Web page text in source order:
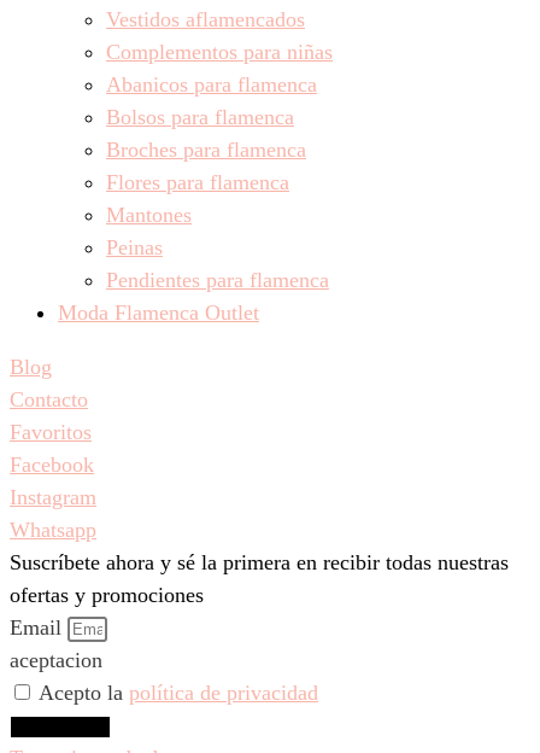
Vestidos aflamencados
Complementos para niñas
Abanicos para flamenca
Bolsos para flamenca
Broches para flamenca
Flores para flamenca
Mantones
Peinas
Pendientes para flamenca
Moda Flamenca Outlet
Blog
Contacto
Favoritos
Facebook
Instagram
Whatsapp
Suscríbete ahora y sé la primera en recibir todas nuestras
ofertas y promociones
Email
aceptacion
Acepto la política de privacidad